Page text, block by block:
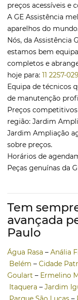
preços acessíveis e
A GE Assistência
aparelhos do mundo.
Nós, da Assistência
estamos bem
completos e
hoje para: 11 2257-
Equipa de técnicos
de manutenção
Preços
região: Jardim
Jardim Ampliação
sobre preços.
Horários de
Peças genuínas da
Tem
avançada
Paulo
Água Rasa – Anália
Belém – Cidade
Goulart – Ermelino
Itaquera – Jardim